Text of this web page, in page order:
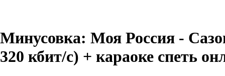
Минусовка: Моя Россия -
320 кбит/с) + караоке спеть